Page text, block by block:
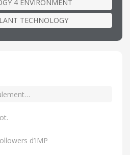
4 ENVIRONMENT
TECHNOLOGY
.
d’IMP